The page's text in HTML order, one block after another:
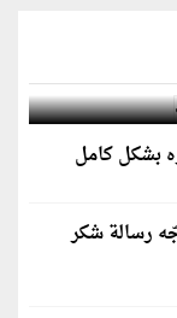
بشكل كامل
رسالة شكر